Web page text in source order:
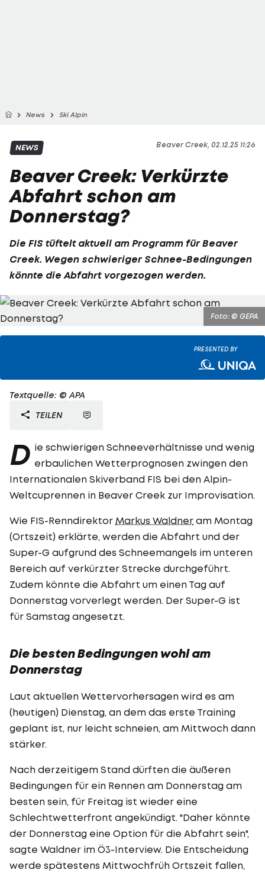
News Ski Alpin
Beaver Creek, 02.12.25 11:26
NEWS
Beaver Creek: Verkürzte
Abfahrt schon am
Donnerstag?
Die FIS tüftelt aktuell am Programm für Beaver
Creek. Wegen schwieriger Schnee-Bedingungen
könnte die Abfahrt vorgezogen werden.
Foto: © GEPA
PRESENTED BY
Textquelle: © APA
TEILEN
D ie schwierigen Schneeverhältnisse und wenig
erbaulichen Wetterprognosen zwingen den
Internationalen Skiverband FIS bei den Alpin-
Weltcuprennen in Beaver Creek zur Improvisation.
Wie FIS-Renndirektor Markus Waldner am Montag
(Ortszeit) erklärte, werden die Abfahrt und der
Super-G aufgrund des Schneemangels im unteren
Bereich auf verkürzter Strecke durchgeführt.
Zudem könnte die Abfahrt um einen Tag auf
Donnerstag vorverlegt werden. Der Super-G ist
für Samstag angesetzt.
Die besten Bedingungen wohl am
Donnerstag
Laut aktuellen Wettervorhersagen wird es am
(heutigen) Dienstag, an dem das erste Training
geplant ist, nur leicht schneien, am Mittwoch dann
stärker.
Nach derzeitigem Stand dürften die äußeren
Bedingungen für ein Rennen am Donnerstag am
besten sein, für Freitag ist wieder eine
Schlechtwetterfront angekündigt. "Daher könnte
der Donnerstag eine Option für die Abfahrt sein",
sagte Waldner im Ö3-Interview. Die Entscheidung
werde spätestens Mittwochfrüh Ortszeit fallen,